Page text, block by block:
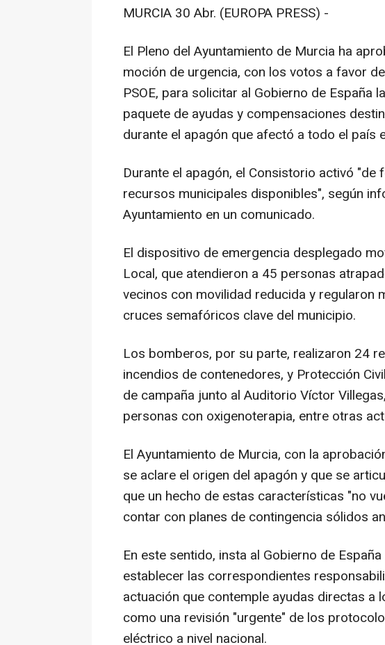
MURCIA 30 Abr. (EUROPA PRESS) -
El Pleno del Ayuntamiento de Murcia ha
moción de urgencia, con los votos a favor
PSOE, para solicitar al Gobierno de España
paquete de ayudas y compensaciones
durante el apagón que afectó a todo el país
Durante el apagón, el Consistorio activó
recursos municipales disponibles", según
Ayuntamiento en un comunicado.
El dispositivo de emergencia desplegado
Local, que atendieron a 45 personas
vecinos con movilidad reducida y regularon
cruces semafóricos clave del municipio.
Los bomberos, por su parte, realizaron 24
incendios de contenedores, y Protección
de campaña junto al Auditorio Víctor
personas con oxigenoterapia, entre otras
El Ayuntamiento de Murcia, con la
se aclare el origen del apagón y que se
que un hecho de estas características "no
contar con planes de contingencia sólidos
En este sentido, insta al Gobierno de
establecer las correspondientes
actuación que contemple ayudas directas a
como una revisión "urgente" de los
eléctrico a nivel nacional.